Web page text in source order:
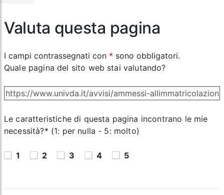
Valuta questa pagina
I campi contrassegnati con * sono obbligatori.
Quale pagina del sito web stai valutando?
Le caratteristiche di questa pagina incontrano le mie
necessità?* (1: per nulla - 5: molto)
1 2 3 4 5